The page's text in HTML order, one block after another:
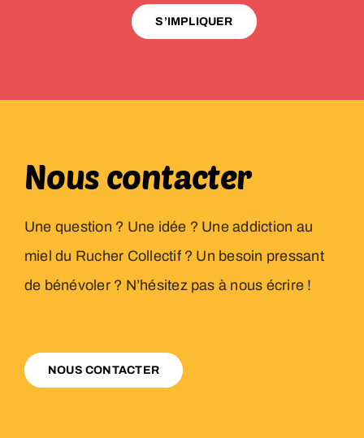
S’IMPLIQUER
Nous contacter
Une question ? Une idée ? Une addiction au
miel du Rucher Collectif ? Un besoin pressant
de bénévoler ? N’hésitez pas à nous écrire !
NOUS CONTACTER